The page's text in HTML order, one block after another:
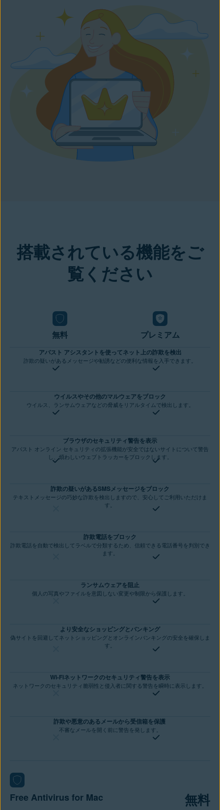
搭載されている機能をご
覧ください
無料 プレミアム
アバスト アシスタントを使ってネット上の詐欺を検出
詐欺の疑いがあるメッセージや勧誘などの便利な情報を入手できます。
ウイルスやその他のマルウェアをブロック
ウイルス、ランサムウェアなどの脅威をリアルタイムで検出します。
ブラウザのセキュリティ警告を表示
アバスト オンライン セキュリティの拡張機能が安全ではないサイトについて警告
し、煩わしいウェブトラッカーをブロックします。
詐欺の疑いがあるSMSメッセージをブロック
テキストメッセージの巧妙な詐欺を検出しますので、安心してご利用いただけま
す。
詐欺電話をブロック
詐欺電話を自動で検出してラベルで分類するため、信頼できる電話番号を判別でき
ます。
ランサムウェアを阻止
個人の写真やファイルを意図しない変更や制限から保護します。
より安全なショッピングとバンキング
偽サイトを回避してネットショッピングとオンラインバンキングの安全を確保しま
す。
Wi-Fiネットワークのセキュリティ警告を表示
ネットワークのセキュリティ脆弱性と侵入者に関する警告を瞬時に表示します。
詐欺や悪意のあるメールから受信箱を保護
不審なメールを開く前に警告を発します。
Free Antivirus for Mac 無料